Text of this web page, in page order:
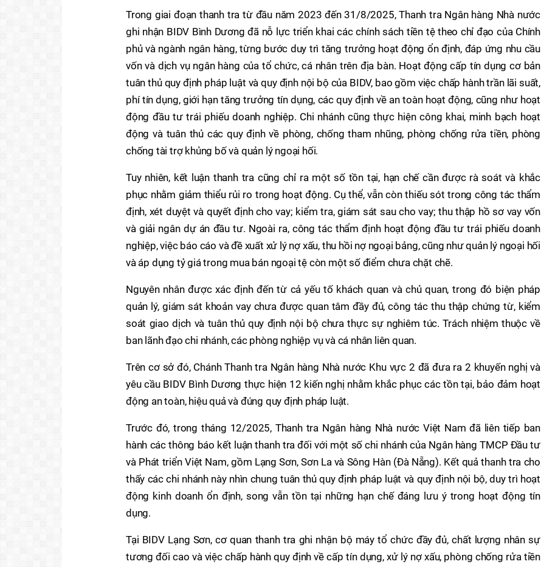
Trong giai đoạn thanh tra từ đầu năm 2023 đến 31/8/2025, Thanh tra Ngân hàng Nhà nước
ghi nhận BIDV Bình Dương đã nỗ lực triển khai các chính sách tiền tệ theo chỉ đạo của Chính
phủ và ngành ngân hàng, từng bước duy trì tăng trưởng hoạt động ổn định, đáp ứng nhu cầu
vốn và dịch vụ ngân hàng của tổ chức, cá nhân trên địa bàn. Hoạt động cấp tín dụng cơ bản
tuân thủ quy định pháp luật và quy định nội bộ của BIDV, bao gồm việc chấp hành trần lãi suất,
phí tín dụng, giới hạn tăng trưởng tín dụng, các quy định về an toàn hoạt động, cũng như hoạt
động đầu tư trái phiếu doanh nghiệp. Chi nhánh cũng thực hiện công khai, minh bạch hoạt
động và tuân thủ các quy định về phòng, chống tham nhũng, phòng chống rửa tiền, phòng
chống tài trợ khủng bố và quản lý ngoại hối.
Tuy nhiên, kết luận thanh tra cũng chỉ ra một số tồn tại, hạn chế cần được rà soát và khắc
phục nhằm giảm thiểu rủi ro trong hoạt động. Cụ thể, vẫn còn thiếu sót trong công tác thẩm
định, xét duyệt và quyết định cho vay; kiểm tra, giám sát sau cho vay; thu thập hồ sơ vay vốn
và giải ngân dự án đầu tư. Ngoài ra, công tác thẩm định hoạt động đầu tư trái phiếu doanh
nghiệp, việc báo cáo và đề xuất xử lý nợ xấu, thu hồi nợ ngoại bảng, cũng như quản lý ngoại hối
và áp dụng tỷ giá trong mua bán ngoại tệ còn một số điểm chưa chặt chẽ.
Nguyên nhân được xác định đến từ cả yếu tố khách quan và chủ quan, trong đó biện pháp
quản lý, giám sát khoản vay chưa được quan tâm đầy đủ, công tác thu thập chứng từ, kiểm
soát giao dịch và tuân thủ quy định nội bộ chưa thực sự nghiêm túc. Trách nhiệm thuộc về
ban lãnh đạo chi nhánh, các phòng nghiệp vụ và cá nhân liên quan.
Trên cơ sở đó, Chánh Thanh tra Ngân hàng Nhà nước Khu vực 2 đã đưa ra 2 khuyến nghị và
yêu cầu BIDV Bình Dương thực hiện 12 kiến nghị nhằm khắc phục các tồn tại, bảo đảm hoạt
động an toàn, hiệu quả và đúng quy định pháp luật.
Trước đó, trong tháng 12/2025, Thanh tra Ngân hàng Nhà nước Việt Nam đã liên tiếp ban
hành các thông báo kết luận thanh tra đối với một số chi nhánh của Ngân hàng TMCP Đầu tư
và Phát triển Việt Nam, gồm Lạng Sơn, Sơn La và Sông Hàn (Đà Nẵng). Kết quả thanh tra cho
thấy các chi nhánh này nhìn chung tuân thủ quy định pháp luật và quy định nội bộ, duy trì hoạt
động kinh doanh ổn định, song vẫn tồn tại những hạn chế đáng lưu ý trong hoạt động tín
dụng.
Tại BIDV Lạng Sơn, cơ quan thanh tra ghi nhận bộ máy tổ chức đầy đủ, chất lượng nhân sự
tương đối cao và việc chấp hành quy định về cấp tín dụng, xử lý nợ xấu, phòng chống rửa tiền